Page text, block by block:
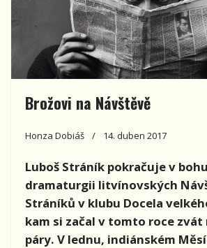
Brožovi na Návštěvě
Honza Dobiáš 14. duben 2017
Luboš Stráník pokračuje v
dramaturgii litvínovských
Stráníků v klubu Docela
kam si začal v tomto roce
páry. V lednu, indiánském